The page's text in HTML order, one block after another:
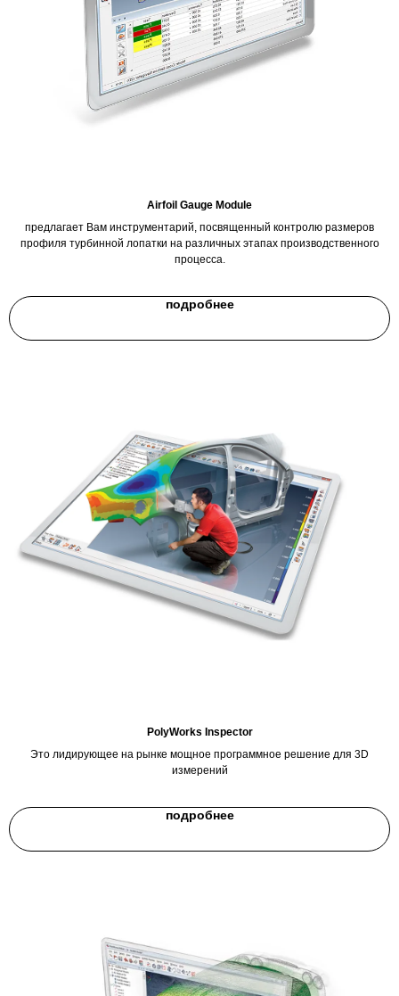
Airfoil Gauge Module
предлагает Вам инструментарий, посвященный контролю размеров
профиля турбинной лопатки на различных этапах производственного
процесса.
подробнее
PolyWorks Inspector
Это лидирующее на рынке мощное программное решение для 3D
измерений
подробнее